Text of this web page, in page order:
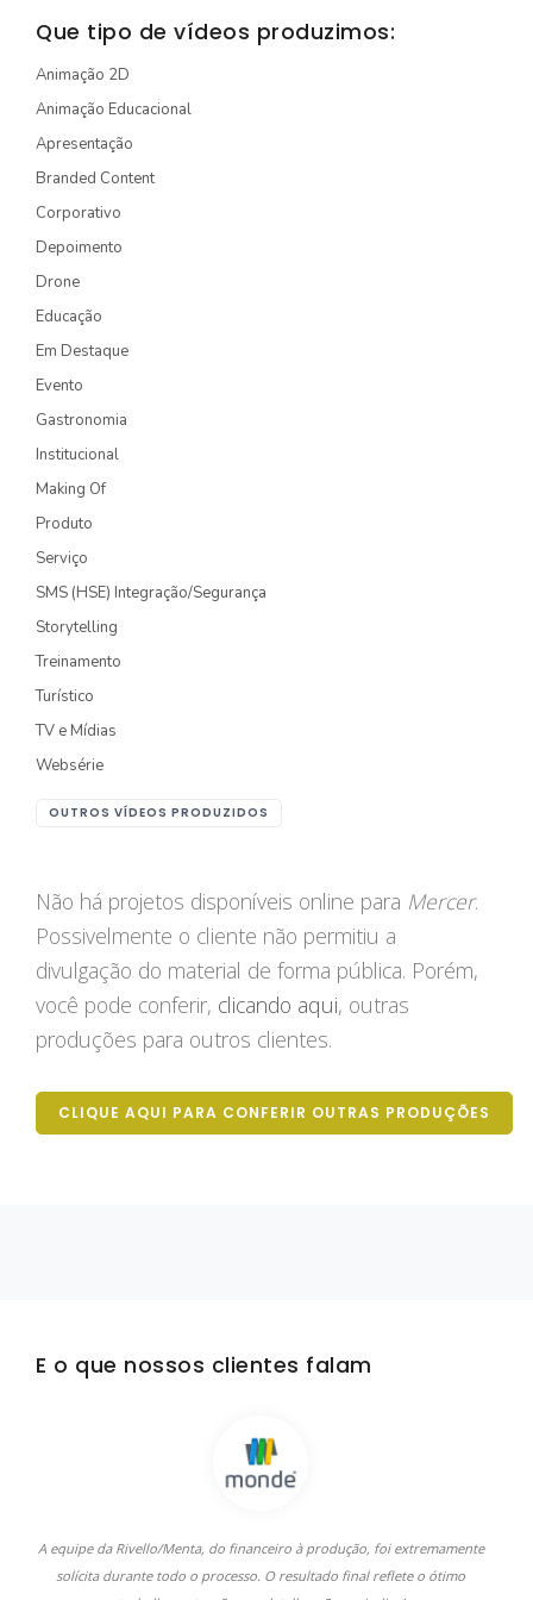
STORYTELLING
EDIÇÃO / CAPTAÇÃO
FOTOGRAFIA
ESTÚDIO
FOTO/VÍDEO
RECEITA / AULA
PRODUTO/SERVIÇO
INSTITUCIONAL
Que tipo de vídeos produzimos:
Animação 2D
Animação Educacional
Apresentação
Branded Content
Corporativo
Depoimento
Drone
Educação
Em Destaque
Evento
Gastronomia
Institucional
Making Of
Produto
Serviço
SMS (HSE) Integração/Segurança
Storytelling
Treinamento
Turístico
TV e Mídias
Websérie
OUTROS VÍDEOS PRODUZIDOS
Não há projetos disponíveis online para Mercer.
Possivelmente o cliente não permitiu a
divulgação do material de forma pública. Porém,
você pode conferir, clicando aqui, outras
produções para outros clientes.
CLIQUE AQUI PARA CONFERIR OUTRAS PRODUÇÕES
E o que nossos clientes falam
A equipe da Rivello/Menta, do financeiro à produção, foi extremamente
solícita durante todo o processo. O resultado final reflete o ótimo